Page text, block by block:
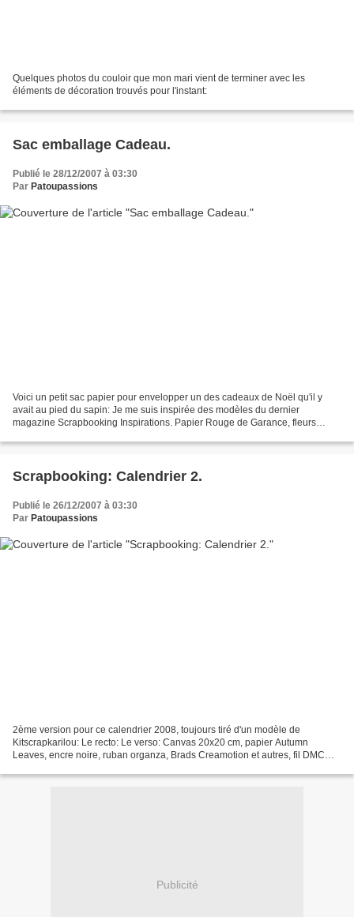
Quelques photos du couloir que mon mari vient de terminer avec les
éléments de décoration trouvés pour l'instant:
Sac emballage Cadeau.
Publié le 28/12/2007 à 03:30
Par Patoupassions
Voici un petit sac papier pour envelopper un des cadeaux de Noël qu'il y
avait au pied du sapin: Je me suis inspirée des modèles du dernier
magazine Scrapbooking Inspirations. Papier Rouge de Garance, fleurs
Scrapbooking: Calendrier 2.
Publié le 26/12/2007 à 03:30
Par Patoupassions
2ème version pour ce calendrier 2008, toujours tiré d'un modèle de
Kitscrapkarilou: Le recto: Le verso: Canvas 20x20 cm, papier Autumn
Leaves, encre noire, ruban organza, Brads Creamotion et autres, fil DMC
Publicité